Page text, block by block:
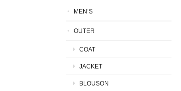
MEN’S
OUTER
COAT
JACKET
BLOUSON